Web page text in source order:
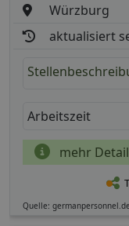
Würzburg
aktualisiert
Arbeitszeit
mehr
Quelle: germanpersonnel.de